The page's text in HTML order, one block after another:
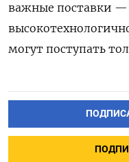
важные поставки —
могут поступать